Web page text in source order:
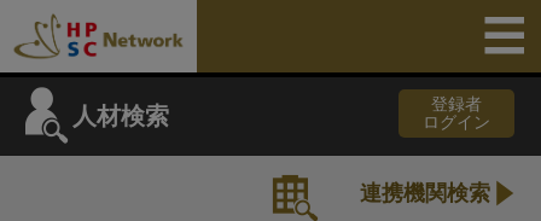
人材検索
登録者
ログイン
連携機関検索